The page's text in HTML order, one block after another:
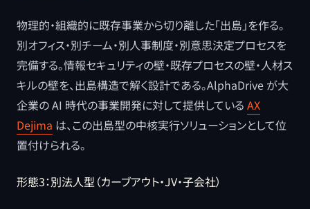
物理的・組織的に既存事業から切り離した「出島」を作る。
別オフィス・別チーム・別人事制度・別意思決定プロセスを
完備する。情報セキュリティの壁・既存プロセスの壁・人材ス
キルの壁を、出島構造で解く設計である。AlphaDrive が大
企業の AI 時代の事業開発に対して提供している AX
Dejima は、この出島型の中核実行ソリューションとして位
置付けられる。
形態3：別法人型（カーブアウト・JV・子会社）